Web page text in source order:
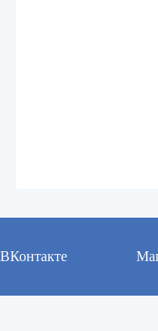
ВКонтакте